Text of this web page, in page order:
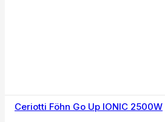
Ceriotti Föhn Go Up IONIC 2500W